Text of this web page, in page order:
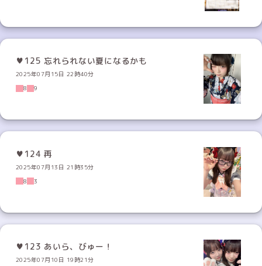
♥125 忘れられない夏になるかも
2025年07月15日 22時40分
8
9
♥124 再
2025年07月13日 21時35分
8
3
♥123 あいら、びゅー！
2025年07月10日 19時21分